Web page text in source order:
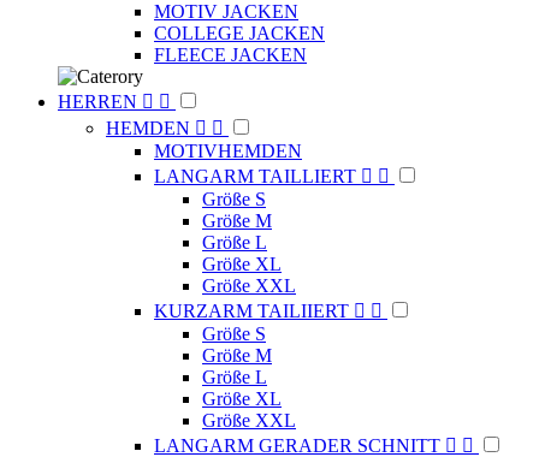
MOTIV JACKEN
COLLEGE JACKEN
FLEECE JACKEN
HERREN  
HEMDEN  
MOTIVHEMDEN
LANGARM TAILLIERT  
Größe S
Größe M
Größe L
Größe XL
Größe XXL
KURZARM TAILIIERT  
Größe S
Größe M
Größe L
Größe XL
Größe XXL
LANGARM GERADER SCHNITT  